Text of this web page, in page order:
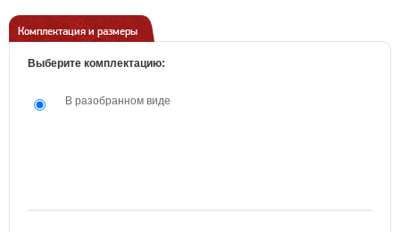
Комплектация и размеры
Выберите комплектацию:
В разобранном виде